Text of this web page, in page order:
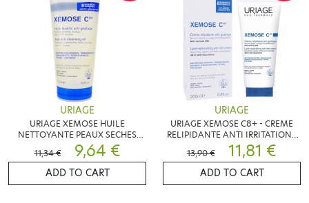
URIAGE
URIAGE XEMOSE HUILE
NETTOYANTE PEAUX SECHES
200ML
11,34 € 9,64 €
ADD TO CART
URIAGE
URIAGE XEMOSE C8+ - CREME
RELIPIDANTE ANTI IRRITATIONS
200ML
13,90 € 11,81 €
ADD TO CART